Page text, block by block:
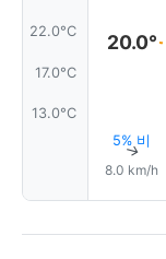
22.0°C
17.0°C
13.0°C
20.0°
5% 비
↑
8.0 km/h